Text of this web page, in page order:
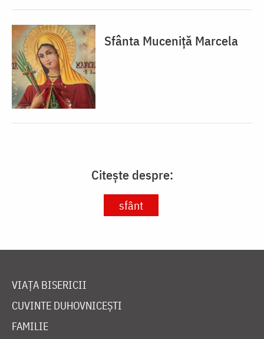
Sfânta Muceniță Marcela
Citește despre:
sfânt
VIAȚA BISERICII
CUVINTE DUHOVNICEȘTI
FAMILIE